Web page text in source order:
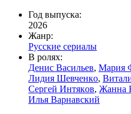
Год выпуска:
2026
Жанр:
Русские сериалы
В ролях:
Дeниc Bacильeв, Mapия
Лидия Шeвчeнкo,
Cepгeй Интякoв, Жaннa
Илья Bapнaвcкий